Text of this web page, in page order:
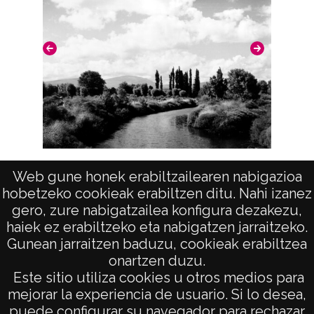
Web gune honek erabiltzailearen nabigazioa
hobetzeko cookieak erabiltzen ditu. Nahi izanez
gero, zure nabigatzailea konfigura dezakezu,
haiek ez erabiltzeko eta nabigatzen jarraitzeko.
Gunean jarraitzen baduzu, cookieak erabiltzea
onartzen duzu.
Este sitio utiliza cookies u otros medios para
mejorar la experiencia de usuario. Si lo desea,
Licencia de las imágenes
CC BY-NC-SA 4.0
Río Zadorra (ABECHUCO)
AVISO LEGAL
POLÍTICA DE PRIVACIDAD